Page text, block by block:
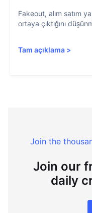
Fakeout, alım satım
ortaya çıktığını
Tam açıklama >
Join the
Join our
daily